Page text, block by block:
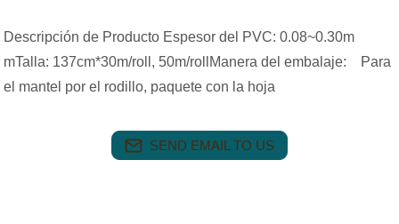
Descripción de Producto Espesor del PVC: 0.08~0.30m
mTalla: 137cm*30m/roll, 50m/rollManera del embalaje: Para
el mantel por el rodillo, paquete con la hoja
SEND EMAIL TO US